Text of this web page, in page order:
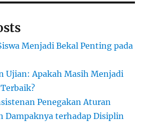
Menjadi Bekal Penting pada
Ujian: Apakah Masih Menjadi
Penegakan Aturan
Dampaknya terhadap Disiplin